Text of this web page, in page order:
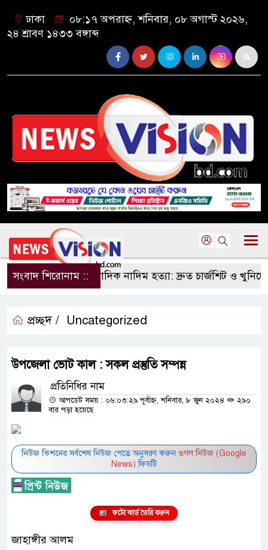
ঢাকা
০৮:১৭ অপরাহ্ন, শনিবার, ০৮ অগাস্ট ২০২৬,
২৪ শ্রাবণ ১৪৩৩ বঙ্গাব্দ
সংবাদ শিরোনাম ::সাংবাদিক নাদিম হত্যা: দ্রুত চার্জশিট ও খুনিদের
প্রচ্ছদ / Uncategorized
উপজেলা ভোট কাল : সকল প্রস্তুতি সম্পন্ন
প্রতিনিধির নাম
আপডেট সময় : ০৬:০৩:২৯ পূর্বাহ্ন, শনিবার, ৮ জুন ২০২৪
২৯০
বার পড়া হয়েছে
নিউজ ভিশনের সর্বশেষ নিউজ পেতে অনুসরণ করুন গুগল নিউজ (Google
News) ফিডটি
ফটো কার্ড তৈরি করুন
জাহাঙ্গীর আলম